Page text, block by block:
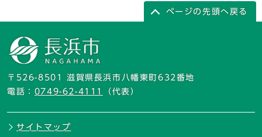
ページの先頭へ戻る
〒526-8501 滋賀県長浜市八幡東町632番地
電話： 0749-62-4111 （代表）
サイトマップ